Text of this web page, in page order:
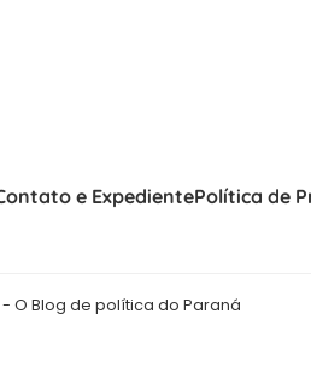
e ExpedientePolítica de
O Blog de política do Paraná